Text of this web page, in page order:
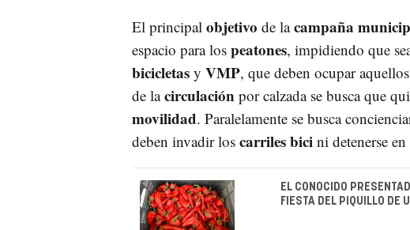
El principal objetivo de lacampaña
espacio para los peatones, impidiendo que
bicicletasy VMP, que deben ocupar
de lacirculación por calzada se busca que
movilidad. Paralelamente se busca
deben invadir los carriles bici ni detenerse
EL CONOCIDO
FIESTA DEL PIQUILLO DE